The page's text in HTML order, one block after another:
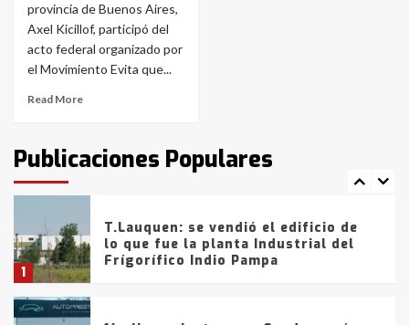
provincia de Buenos Aires,
Axel Kicillof, participó del
acto federal organizado por
el Movimiento Evita que...
Read More
Publicaciones Populares
6
La Bolsa de Cereales de Bahía
Blanca anticipa que Agosto vendrá
con lluvias y heladas, en gran parte
de la provincia
fueron detenidos por
comercialización de drogas en la
tarde del sábado
1
T.Lauquen: se vendió el edificio de
lo que fue la planta Industrial del
Frígorífico Indio Pampa